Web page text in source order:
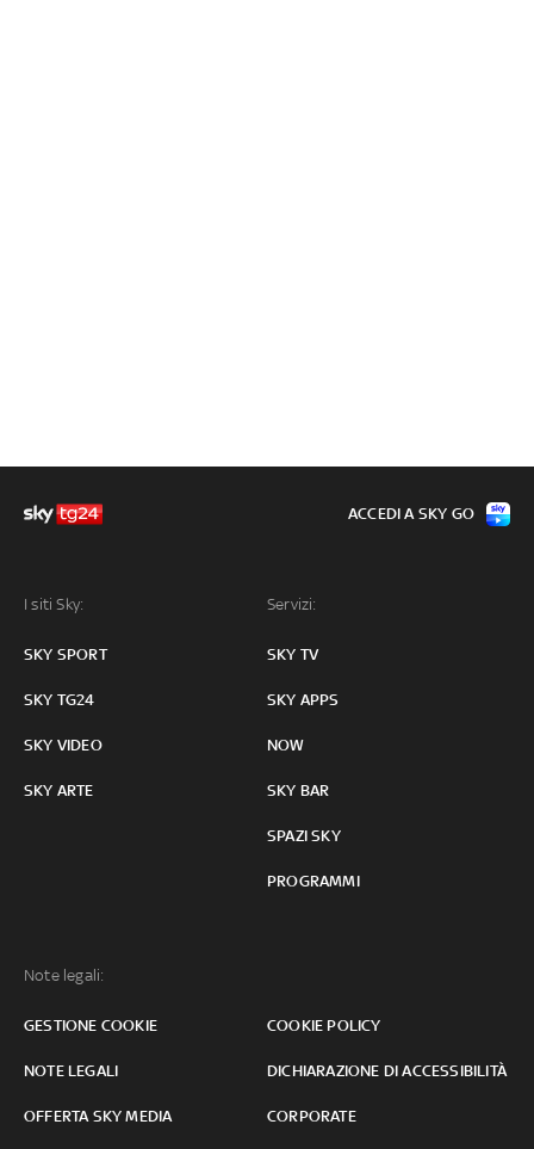
I siti Sky:
SKY SPORT
SKY TG24
SKY VIDEO
SKY ARTE
Servizi:
SKY TV
SKY APPS
NOW
SKY BAR
SPAZI SKY
PROGRAMMI
Note legali:
GESTIONE COOKIE COOKIE POLICY
NOTE LEGALI DICHIARAZIONE DI ACCESSIBILITÀ
OFFERTA SKY MEDIA CORPORATE
ACCEDI A SKY GO